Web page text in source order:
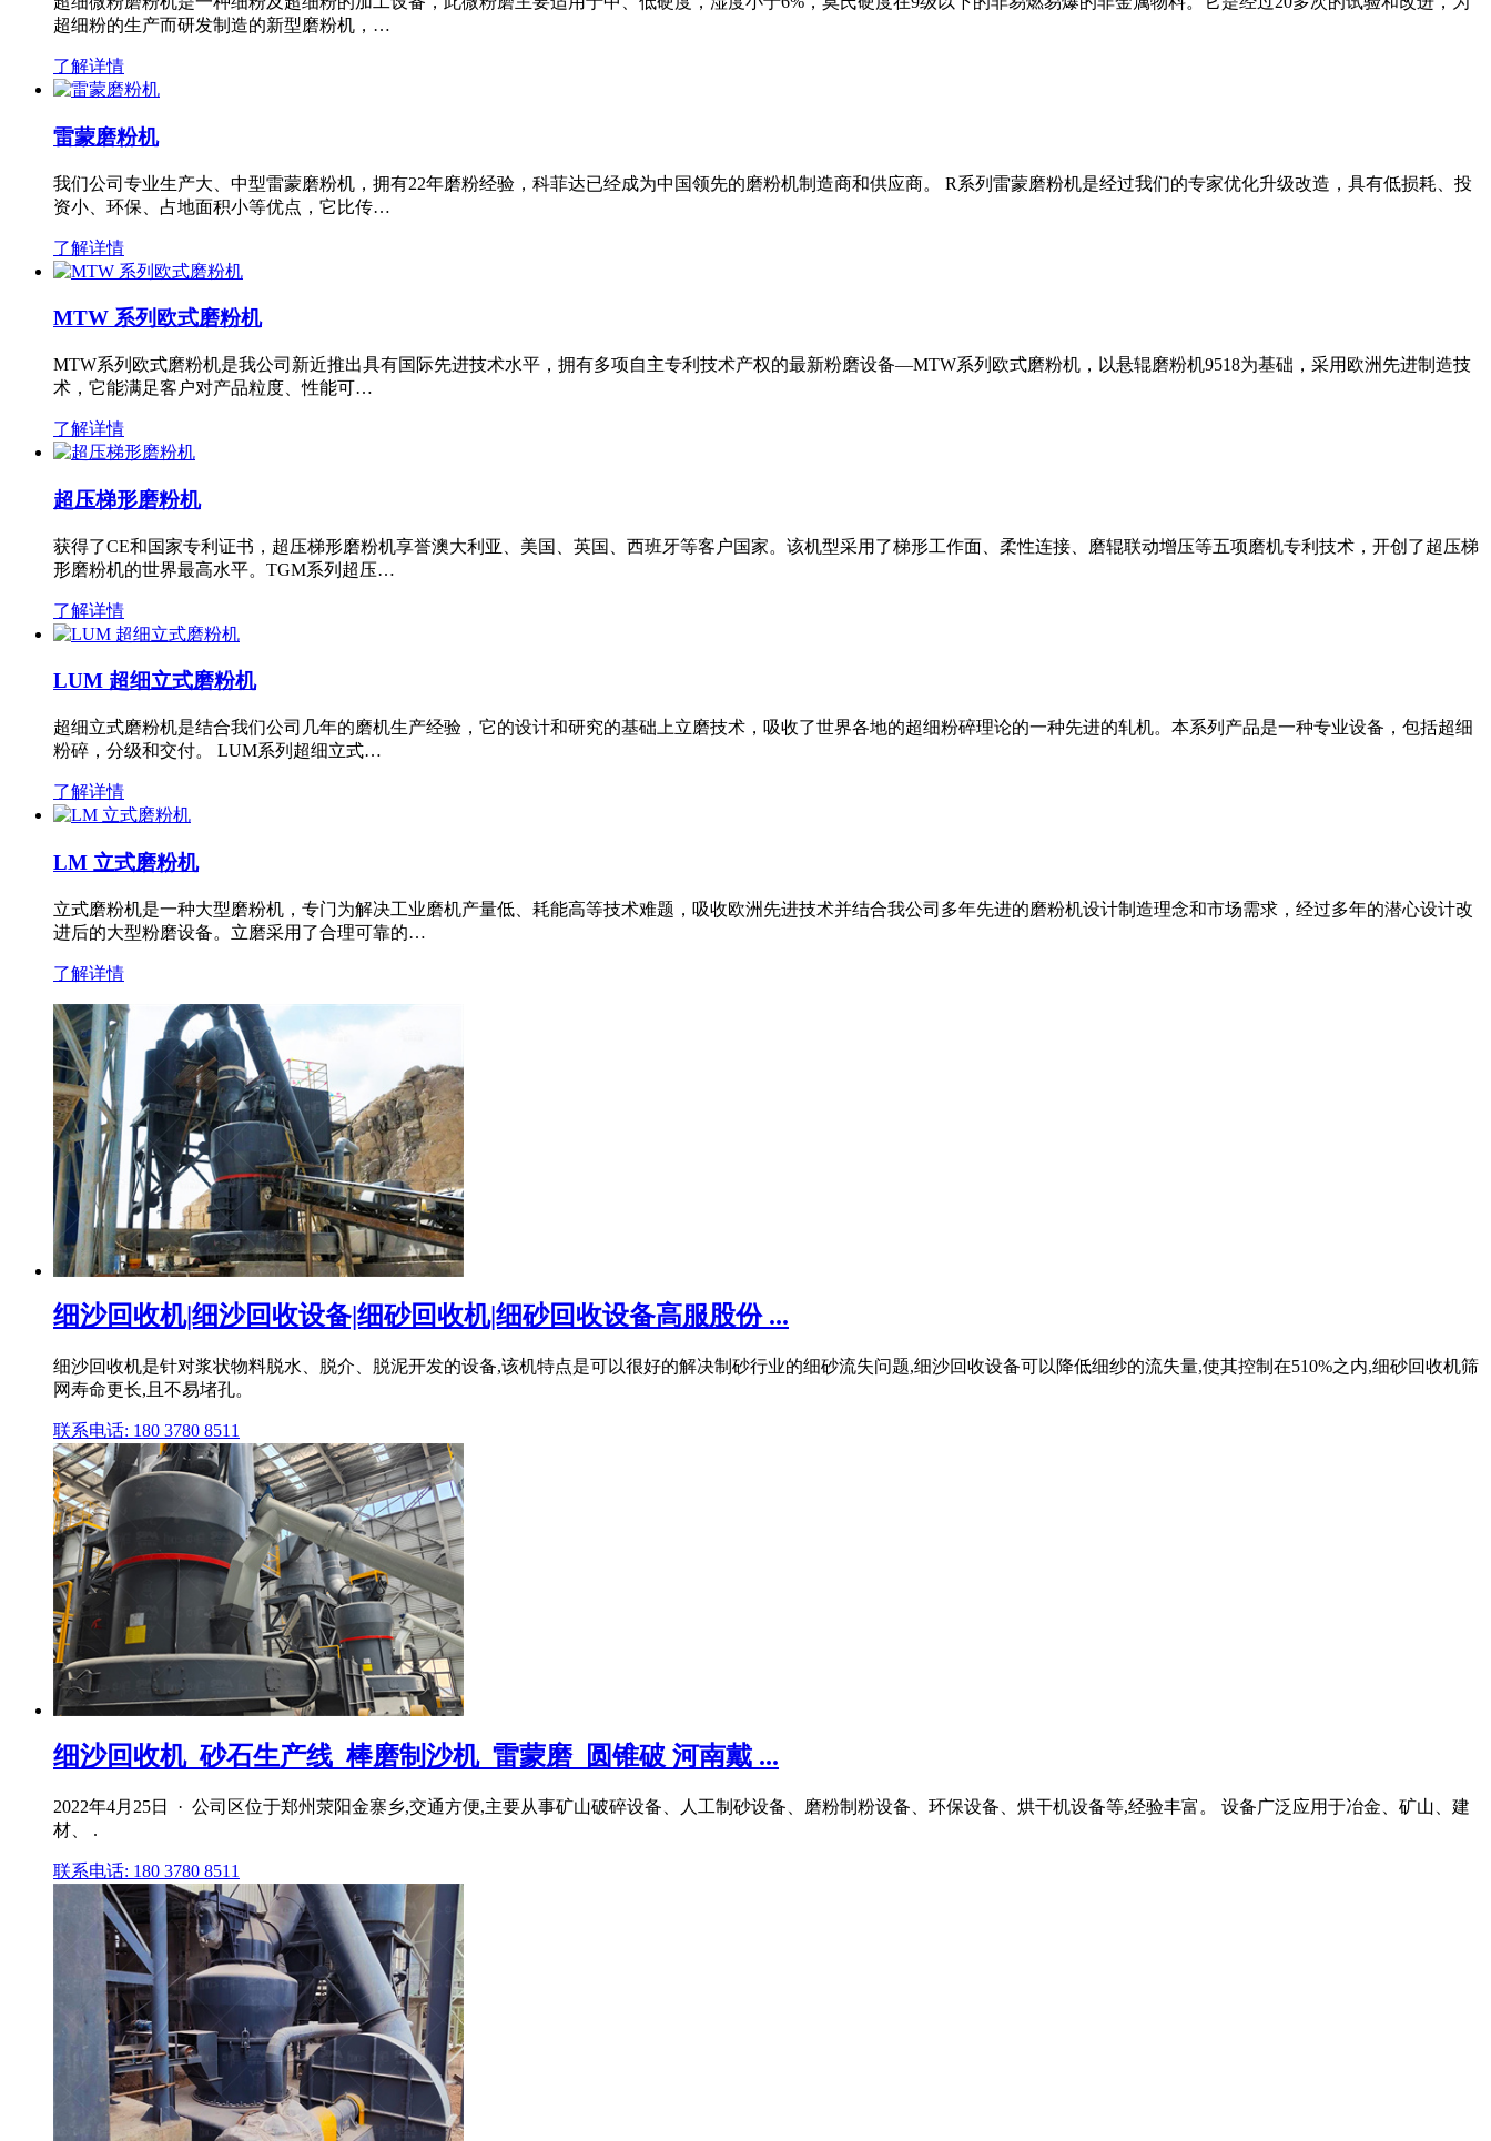
超细粉的生产而研发制造的新型磨粉机，…
了解详情
雷蒙磨粉机
我们公司专业生产大、中型雷蒙磨粉机，拥有22年磨粉经验，科菲达已经成为中国领先的磨粉机制造商和供应商。 R系列雷蒙磨粉机是经过我们的专家优化升级改造，具有低损耗、投
资小、环保、占地面积小等优点，它比传…
了解详情
MTW 系列欧式磨粉机
MTW系列欧式磨粉机是我公司新近推出具有国际先进技术水平，拥有多项自主专利技术产权的最新粉磨设备—MTW系列欧式磨粉机，以悬辊磨粉机9518为基础，采用欧洲先进制造技
术，它能满足客户对产品粒度、性能可…
了解详情
超压梯形磨粉机
获得了CE和国家专利证书，超压梯形磨粉机享誉澳大利亚、美国、英国、西班牙等客户国家。该机型采用了梯形工作面、柔性连接、磨辊联动增压等五项磨机专利技术，开创了超压梯
形磨粉机的世界最高水平。TGM系列超压…
了解详情
LUM 超细立式磨粉机
超细立式磨粉机是结合我们公司几年的磨机生产经验，它的设计和研究的基础上立磨技术，吸收了世界各地的超细粉碎理论的一种先进的轧机。本系列产品是一种专业设备，包括超细
粉碎，分级和交付。 LUM系列超细立式…
了解详情
LM 立式磨粉机
立式磨粉机是一种大型磨粉机，专门为解决工业磨机产量低、耗能高等技术难题，吸收欧洲先进技术并结合我公司多年先进的磨粉机设计制造理念和市场需求，经过多年的潜心设计改
进后的大型粉磨设备。立磨采用了合理可靠的…
了解详情
细沙回收机|细沙回收设备|细砂回收机|细砂回收设备高服股份 ...
细沙回收机是针对浆状物料脱水、脱介、脱泥开发的设备,该机特点是可以很好的解决制砂行业的细砂流失问题,细沙回收设备可以降低细纱的流失量,使其控制在510%之内,细砂回收机筛
网寿命更长,且不易堵孔。
联系电话: 180 3780 8511
细沙回收机_砂石生产线_棒磨制沙机_雷蒙磨_圆锥破 河南戴 ...
2022年4月25日 · 公司区位于郑州荥阳金寨乡,交通方便,主要从事矿山破碎设备、人工制砂设备、磨粉制粉设备、环保设备、烘干机设备等,经验丰富。 设备广泛应用于冶金、矿山、建
材、 .
联系电话: 180 3780 8511